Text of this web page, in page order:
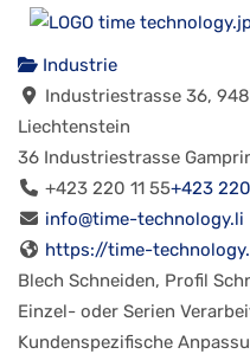
Industrie
Industriestrasse 36,
Liechtenstein
36 Industriestrasse
+423 220 11 55+423
info@time-technology.li
https://time-
Blech Schneiden, Profil
Einzel- oder Serien
Kundenspezifische